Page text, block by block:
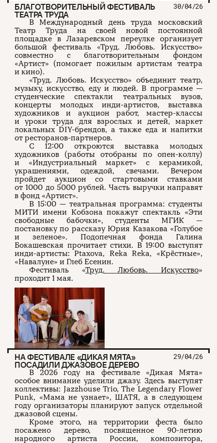
БЛАГОТВОРИТЕЛЬНЫЙ ФЕСТИВАЛЬ
ТЕАТРА ТРУДА
30/04/26
В Международный день труда московский
Театр Труда на своей новой постоянной
площадке в Лазаревском переулке организует
большой фестиваль «Труд. Любовь. Искусство»
совместно с благотворительным фондом
«Артист» (помогает пожилым артистам театра
и кино).
«Труд. Любовь. Искусство» объединит театр,
музыку, искусство, еду и людей. В программе —
студенческие спектакли театральных вузов,
концерты молодых инди-артистов, выставка
художников и аукцион работ, мастер-классы
и уроки труда для взрослых и детей, маркет
локальных DIY-брендов, а также еда и напитки
от ресторанов-партнеров.
С 12:00 откроются выставка молодых
художников (работы отобраны по опен-коллу)
и «Индустриальный маркет» с керамикой,
украшениями, одеждой, свечами. Вечером
пройдет аукцион со стартовыми ставками
от 1000 до 5000 рублей. Часть выручки направят
в фонд «Артист».
В 15:00 — театральная программа: студенты
МИТИ имени Кобзона покажут спектакль «Эти
свободные бабочки», студенты МГИК —
постановку по рассказу Юрия Казакова «Голубое
и зеленое». Подопечная фонда Галина
Бокашевская прочитает стихи. В 19:00 выступят
инди-артисты: Ptaxova, Reka Reka, «Крёстные»,
«Навалуне» и Глеб Есенин.
Фестиваль «Труд. Любовь. Искусство»
проходит 1 мая.
НА ФЕСТИВАЛЕ «ДИКАЯ МЯТА»
ПОСАДИЛИ ДЖАЗОВОЕ ДЕРЕВО
29/04/26
В 2026 году на фестивале «Дикая Мята»
особое внимание уделили джазу. Здесь выступят
коллективы: Jazzhouse Trio, The Legendary Flower
Punk, «Мама не узнает», ШАТЯ, а в следующем
году организаторы планируют запуск отдельной
джазовой сцены.
Кроме этого, на территории феста было
посажено дерево, посвященное 90-летию
народного артиста России, композитора,